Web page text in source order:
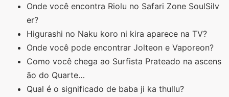
Onde você encontra Riolu no Safari Zone SoulSilv
er?
Higurashi no Naku koro ni kira aparece na TV?
Onde você pode encontrar Jolteon e Vaporeon?
Como você chega ao Surfista Prateado na ascens
ão do Quarte…
Qual é o significado de baba ji ka thullu?